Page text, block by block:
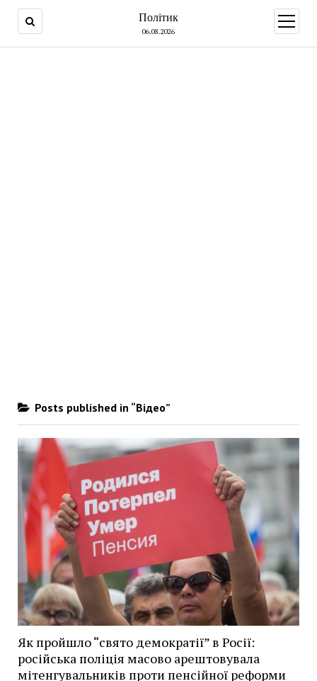
Політик
06.08.2026
open
menu
Posts published in “Відео”
Як пройшло “свято демократії” в Росії:
російська поліція масово арештовувала
мітенгувальників проти пенсійної реформи